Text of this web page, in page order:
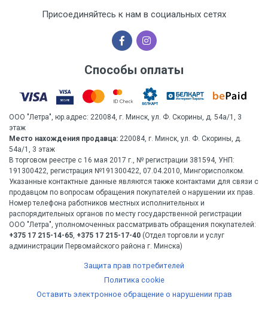
Присоединяйтесь к нам в социальных сетях
Способы оплаты
ООО "Летра", юр.адрес: 220084, г. Минск, ул. Ф. Скорины, д. 54а/1, 3
этаж
Место нахождения продавца: 220084, г. Минск, ул. Ф. Скорины, д.
54а/1, 3 этаж
В торговом реестре с 16 мая 2017 г., № регистрации 381594, УНП:
191300422, регистрация №191300422, 07.04.2010, Мингорисполком.
Указанные контактные данные являются также контактами для связи с
продавцом по вопросам обращения покупателей о нарушении их прав.
Номер телефона работников местных исполнительных и
распорядительных органов по месту государственной регистрации
ООО "Летра", уполномоченных рассматривать обращения покупателей:
+375 17 215-14-65, +375 17 215-17-40 (Отдел торговли и услуг
администрации Первомайского района г. Минска)
Защита прав потребителей
Политика cookie
Оставить электронное обращение о нарушении прав